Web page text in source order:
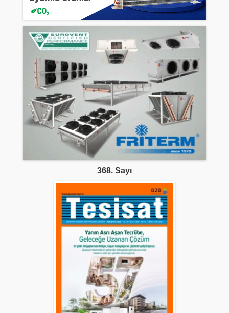
368. Sayı